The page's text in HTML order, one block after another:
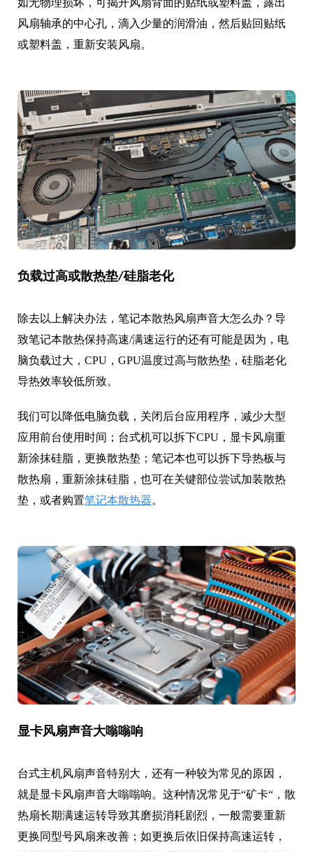
如无物理损坏，可揭开风扇背面的贴纸或塑料盖，露出
风扇轴承的中心孔，滴入少量的润滑油，然后贴回贴纸
或塑料盖，重新安装风扇。
负载过高或散热垫/硅脂老化
除去以上解决办法，笔记本散热风扇声音大怎么办？导
致笔记本散热保持高速/满速运行的还有可能是因为，电
脑负载过大，CPU，GPU温度过高与散热垫，硅脂老化
导热效率较低所致。
我们可以降低电脑负载，关闭后台应用程序，减少大型
应用前台使用时间；台式机可以拆下CPU，显卡风扇重
新涂抹硅脂，更换散热垫；笔记本也可以拆下导热板与
散热扇，重新涂抹硅脂，也可在关键部位尝试加装散热
垫，或者购置笔记本散热器。
显卡风扇声音大嗡嗡响
台式主机风扇声音特别大，还有一种较为常见的原因，
就是显卡风扇声音大嗡嗡响。这种情况常见于“矿卡“，散
热扇长期满速运转导致其磨损消耗剧烈，一般需要重新
更换同型号风扇来改善；如更换后依旧保持高速运转，